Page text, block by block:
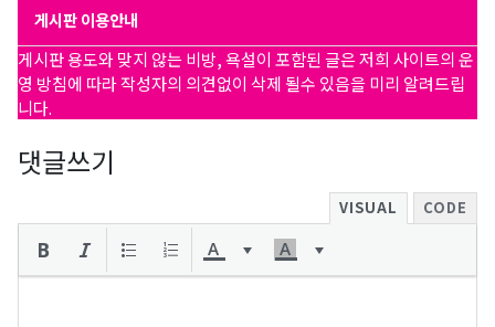
게시판 이용안내
게시판 용도와 맞지 않는 비방, 욕설이 포함된 글은 저희 사이트의 운
영 방침에 따라 작성자의 의견없이 삭제 될수 있음을 미리 알려드립
니다.
댓글쓰기
VISUAL CODE